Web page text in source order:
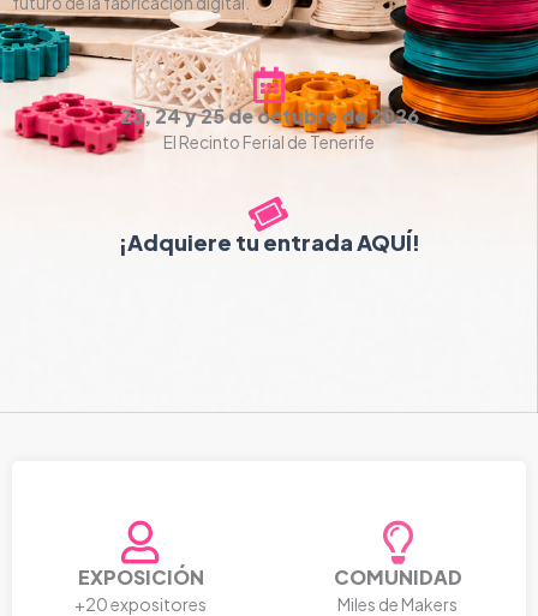
23, 24 y 25 de octubre de 2026
El Recinto Ferial de Tenerife
¡Adquiere tu entrada AQUÍ!
EXPOSICIÓN
+20 expositores
COMUNIDAD
Miles de Makers